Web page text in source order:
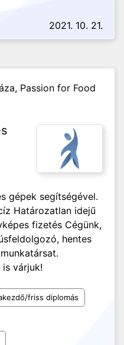
2021. 10. 21.
Passion for Food
gépek segítségével.
Határozatlan idejű
fizetés Cégünk,
hentes
várjuk!
friss diplomás